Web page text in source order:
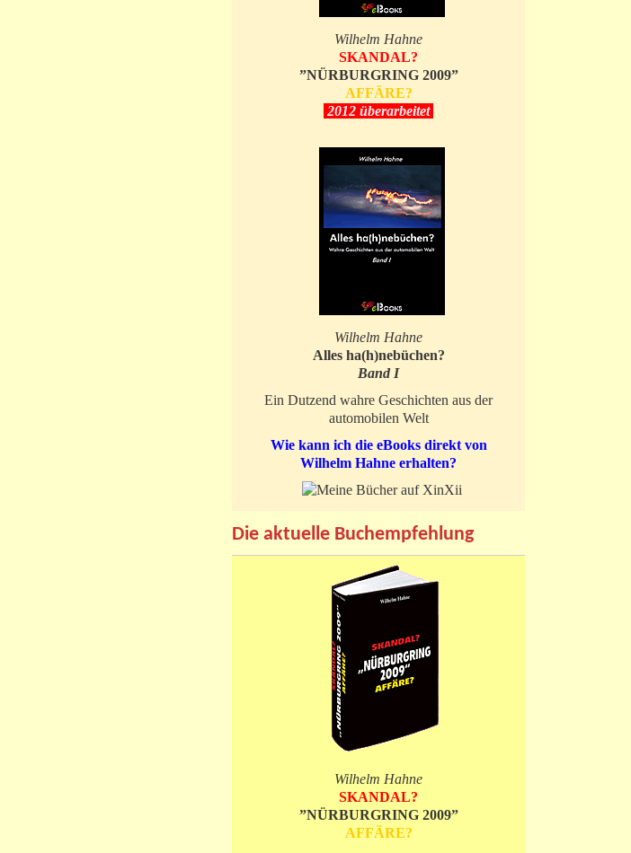
Wilhelm Hahne
SKANDAL?
”NÜRBURGRING 2009”
AFFÄRE?
2012 überarbeitet
Wilhelm Hahne
Alles ha(h)nebüchen?
Band I
Ein Dutzend wahre Geschichten aus der
automobilen Welt
Wie kann ich die eBooks direkt von
Wilhelm Hahne erhalten?
Die aktuelle Buchempfehlung
Wilhelm Hahne
SKANDAL?
”NÜRBURGRING 2009”
AFFÄRE?